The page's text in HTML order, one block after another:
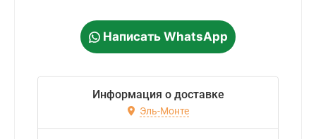
Написать WhatsApp
Информация о доставке
Эль-Монте